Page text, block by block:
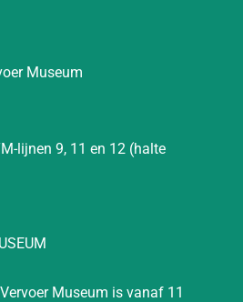
Museum
lijnen 9, 11 en 12 (halte
Museum is vanaf 11